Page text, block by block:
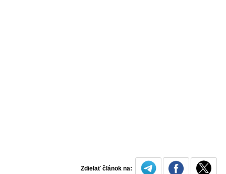
Zdielať článok na: